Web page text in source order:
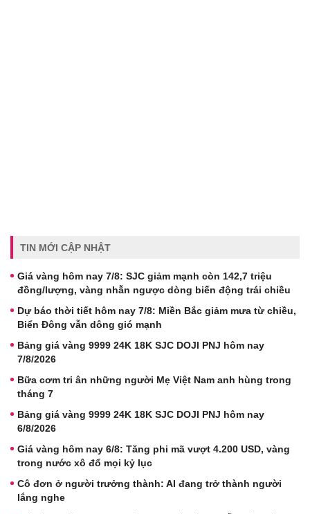
TIN MỚI CẬP NHẬT
Giá vàng hôm nay 7/8: SJC giảm mạnh còn 142,7 triệu
đồng/lượng, vàng nhẫn ngược dòng biến động trái chiều
Dự báo thời tiết hôm nay 7/8: Miền Bắc giảm mưa từ chiều,
Biển Đông vẫn dông gió mạnh
Bảng giá vàng 9999 24K 18K SJC DOJI PNJ hôm nay
7/8/2026
Bữa cơm tri ân những người Mẹ Việt Nam anh hùng trong
tháng 7
Bảng giá vàng 9999 24K 18K SJC DOJI PNJ hôm nay
6/8/2026
Giá vàng hôm nay 6/8: Tăng phi mã vượt 4.200 USD, vàng
trong nước xô đổ mọi kỷ lục
Cô đơn ở người trưởng thành: AI đang trở thành người
lắng nghe